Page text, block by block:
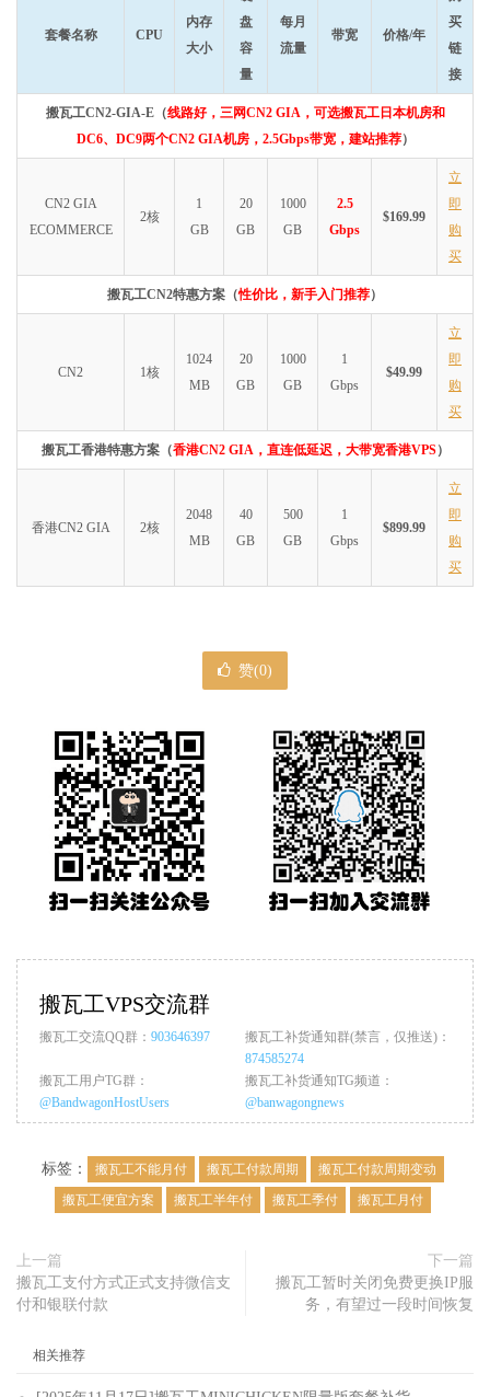
套餐名称 CPU
内存
大小
盘
容
量
每月
流量
带宽 价格/年
买
链
接
搬瓦工CN2-GIA-E（线路好，三网CN2 GIA，可选搬瓦工日本机房和
DC6、DC9两个CN2 GIA机房，2.5Gbps带宽，建站推荐）
CN2 GIA
ECOMMERCE
2核
1
GB
20
GB
1000
GB
2.5
Gbps
$169.99
立
即
购
买
搬瓦工CN2特惠方案（性价比，新手入门推荐）
CN2 1核
1024
MB
20
GB
1000
GB
1
Gbps
$49.99
立
即
购
买
搬瓦工香港特惠方案（香港CN2 GIA，直连低延迟，大带宽香港VPS）
香港CN2 GIA 2核
2048
MB
40
GB
500
GB
1
Gbps
$899.99
立
即
购
买
赞(0)
搬瓦工VPS交流群
搬瓦工交流QQ群： 903646397
搬瓦工补货通知群(禁言，仅推送)：
874585274
搬瓦工用户TG群：
@BandwagonHostUsers
搬瓦工补货通知TG频道：
@banwagongnews
标签： 搬瓦工不能月付 搬瓦工付款周期
搬瓦工付款周期变动
搬瓦工便宜方案
搬瓦工半年付 搬瓦工季付 搬瓦工月付
上一篇
搬瓦工支付方式正式支持微信支
付和银联付款
下一篇
搬瓦工暂时关闭免费更换IP服
务，有望过一段时间恢复
相关推荐